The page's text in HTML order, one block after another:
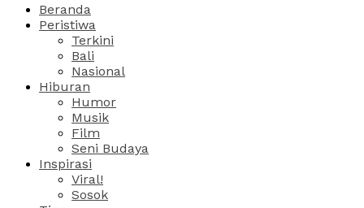
Beranda
Peristiwa
Terkini
Bali
Nasional
Hiburan
Humor
Musik
Film
Seni Budaya
Inspirasi
Viral!
Sosok